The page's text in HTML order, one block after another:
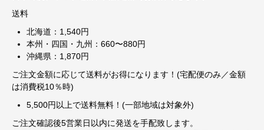
送料
北海道：1,540円
本州・四国・九州：660〜880円
沖縄県：1,870円
ご注文金額に応じて送料がお得になります！(宅配便のみ／金額
は消費税10％時)
5,500円以上で送料無料！(一部地域は対象外)
ご注文確認後5営業日以内に発送を手配致します。